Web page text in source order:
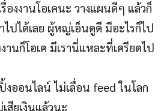
องงานโอเคนะ วางแผนดีๆ แล้วก็
ปได้เลย ผู้หญ่เอ็นดูดี มีอะไรก็ไป
านก็โอเค มีเรานี่แหละที่เครียดไป
งออนไลน์ ไม่เลื่อน feed ในโลก
สียเงินแล้วนะ